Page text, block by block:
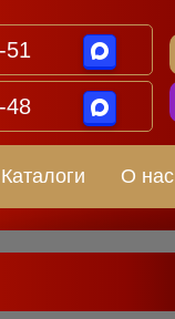
51
48
Каталоги О нас